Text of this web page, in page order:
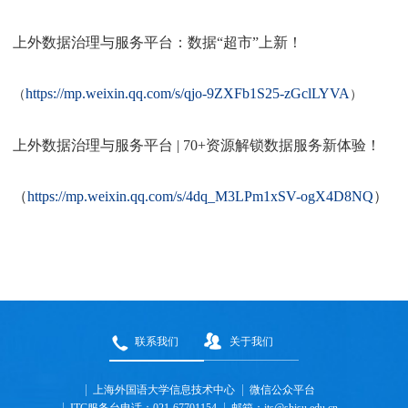
上外数据治理与服务平台：数据“超市”上新！
（https://mp.weixin.qq.com/s/qjo-9ZXFb1S25-zGclLYVA）
上外数据治理与服务平台 | 70+资源解锁数据服务新体验！
（https://mp.weixin.qq.com/s/4dq_M3LPm1xSV-ogX4D8NQ）
联系我们 关于我们
上海外国语大学信息技术中心
微信公众平台